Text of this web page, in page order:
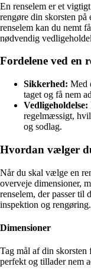
En renselem er et
rengøre din skorsten
renselem kan du nemt
nødvendig
Fordelene ved en
Sikkerhed: Med
taget og få nem
Vedligeholdelse:
regelmæssigt,
og sodlag.
Hvordan vælger
Når du skal vælge en
overveje dimensioner,
renselem, der passer til
inspektion og rengøring.
Dimensioner
Tag mål af din skorsten
perfekt og tillader nem